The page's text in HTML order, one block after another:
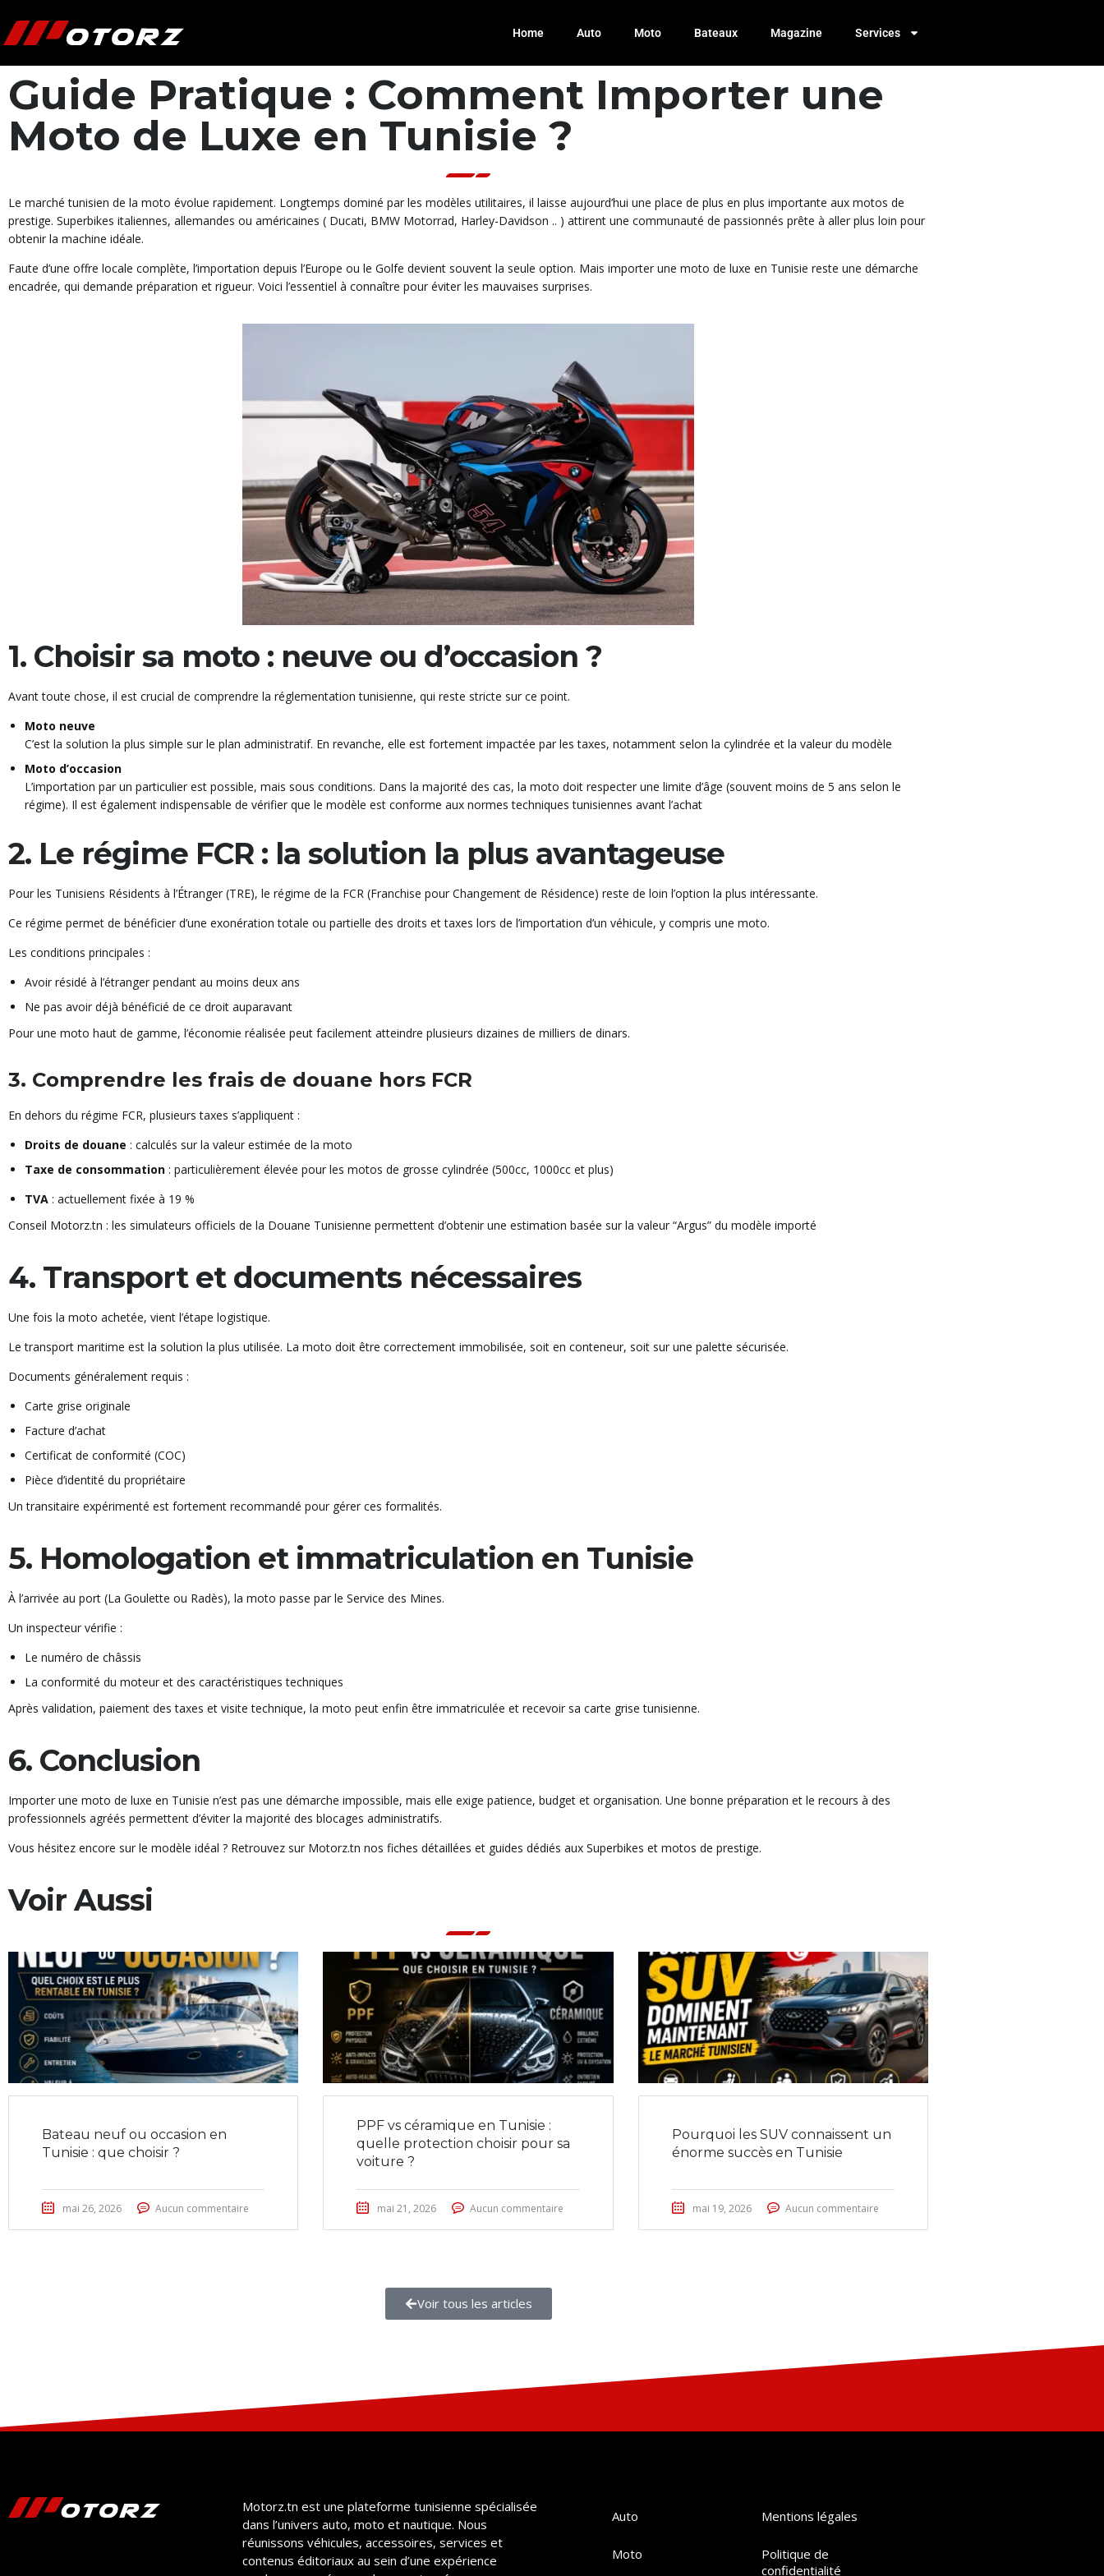
Home Auto Moto Bateaux Magazine Services
Guide Pratique : Comment Importer une
Moto de Luxe en Tunisie ?
Le marché tunisien de la moto évolue rapidement. Longtemps dominé par les modèles utilitaires, il laisse aujourd’hui une place de plus en plus importante aux motos de
prestige. Superbikes italiennes, allemandes ou américaines ( Ducati, BMW Motorrad, Harley-Davidson .. ) attirent une communauté de passionnés prête à aller plus loin pour
obtenir la machine idéale.
Faute d’une offre locale complète, l’importation depuis l’Europe ou le Golfe devient souvent la seule option. Mais importer une moto de luxe en Tunisie reste une démarche
encadrée, qui demande préparation et rigueur. Voici l’essentiel à connaître pour éviter les mauvaises surprises.
1. Choisir sa moto : neuve ou d’occasion ?
Avant toute chose, il est crucial de comprendre la réglementation tunisienne, qui reste stricte sur ce point.
Moto neuve
C’est la solution la plus simple sur le plan administratif. En revanche, elle est fortement impactée par les taxes, notamment selon la cylindrée et la valeur du modèle
Moto d’occasion
L’importation par un particulier est possible, mais sous conditions. Dans la majorité des cas, la moto doit respecter une limite d’âge (souvent moins de 5 ans selon le
régime). Il est également indispensable de vérifier que le modèle est conforme aux normes techniques tunisiennes avant l’achat
2. Le régime FCR : la solution la plus avantageuse
Pour les Tunisiens Résidents à l’Étranger (TRE), le régime de la FCR (Franchise pour Changement de Résidence) reste de loin l’option la plus intéressante.
Ce régime permet de bénéficier d’une exonération totale ou partielle des droits et taxes lors de l’importation d’un véhicule, y compris une moto.
Les conditions principales :
Avoir résidé à l’étranger pendant au moins deux ans
Ne pas avoir déjà bénéficié de ce droit auparavant
Pour une moto haut de gamme, l’économie réalisée peut facilement atteindre plusieurs dizaines de milliers de dinars.
3. Comprendre les frais de douane hors FCR
En dehors du régime FCR, plusieurs taxes s’appliquent :
Droits de douane : calculés sur la valeur estimée de la moto
Taxe de consommation : particulièrement élevée pour les motos de grosse cylindrée (500cc, 1000cc et plus)
TVA : actuellement fixée à 19 %
Conseil Motorz.tn : les simulateurs officiels de la Douane Tunisienne permettent d’obtenir une estimation basée sur la valeur “Argus” du modèle importé
4. Transport et documents nécessaires
Une fois la moto achetée, vient l’étape logistique.
Le transport maritime est la solution la plus utilisée. La moto doit être correctement immobilisée, soit en conteneur, soit sur une palette sécurisée.
Documents généralement requis :
Carte grise originale
Facture d’achat
Certificat de conformité (COC)
Pièce d’identité du propriétaire
Un transitaire expérimenté est fortement recommandé pour gérer ces formalités.
5. Homologation et immatriculation en Tunisie
À l’arrivée au port (La Goulette ou Radès), la moto passe par le Service des Mines.
Un inspecteur vérifie :
Le numéro de châssis
La conformité du moteur et des caractéristiques techniques
Après validation, paiement des taxes et visite technique, la moto peut enfin être immatriculée et recevoir sa carte grise tunisienne.
6. Conclusion
Importer une moto de luxe en Tunisie n’est pas une démarche impossible, mais elle exige patience, budget et organisation. Une bonne préparation et le recours à des
professionnels agréés permettent d’éviter la majorité des blocages administratifs.
Vous hésitez encore sur le modèle idéal ? Retrouvez sur Motorz.tn nos fiches détaillées et guides dédiés aux Superbikes et motos de prestige.
Voir Aussi
Bateau neuf ou occasion en
Tunisie : que choisir ?
mai 26, 2026 Aucun commentaire
PPF vs céramique en Tunisie :
quelle protection choisir pour sa
voiture ?
mai 21, 2026 Aucun commentaire
Pourquoi les SUV connaissent un
énorme succès en Tunisie
mai 19, 2026 Aucun commentaire
Voir tous les articles
Motorz.tn est une plateforme tunisienne spécialisée
dans l’univers auto, moto et nautique. Nous
réunissons véhicules, accessoires, services et
contenus éditoriaux au sein d’une expérience
Auto
Moto
Mentions légales
Politique de
confidentialité